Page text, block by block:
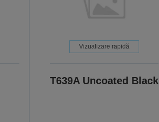
Vizualizare rapidă
T639A Uncoated Black